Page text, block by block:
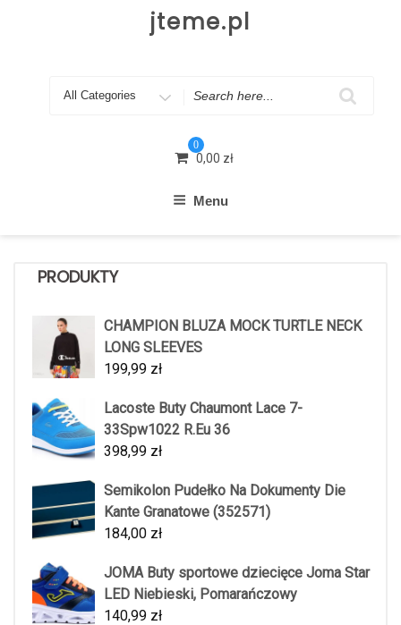
jteme.pl
Search
0
0,00 zł
Menu
PRODUKTY
CHAMPION BLUZA MOCK TURTLE NECK
LONG SLEEVES
199,99 zł
Lacoste Buty Chaumont Lace 7-
33Spw1022 R.Eu 36
398,99 zł
Semikolon Pudełko Na Dokumenty Die
Kante Granatowe (352571)
184,00 zł
JOMA Buty sportowe dziecięce Joma Star
LED Niebieski, Pomarańczowy
140,99 zł